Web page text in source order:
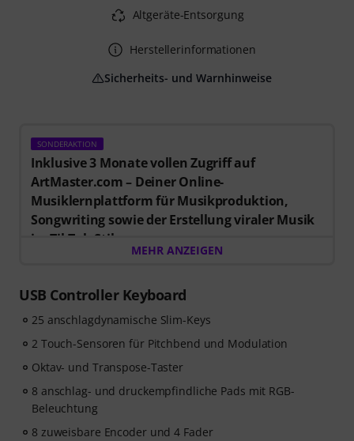
SONDERAKTION
Inklusive 3 Monate vollen Zugriff auf
ArtMaster.com – Deiner Online-
Musiklernplattform für Musikproduktion,
Songwriting sowie der Erstellung viraler Musik
im TikTok-Stil.
Beim Kauf dieses Artikels im Zeitraum vom 15.07. bis
im Wert von 59 EUR für 3 Monate vollen Zugriff auf
Premium-Online-Kurse von ArtMaster.com
Themen zu modernen Produktionstechniken, Beat-
Erstellung, Vocal-Editing, kreative Arbeitsabläufe und
content-ready Sounddesign.
ArtMaster.com ist DER E-Learning-Partner, der
zusammen mit Branchenprofis wie Sam Pounds (Chris
Brown, Dr. Dre), Printz Board (Black Eyed Peas, Justin
MEHR ANZEIGEN
USB Controller Keyboard
25 anschlagdynamische Slim-Keys
2 Touch-Sensoren für Pitchbend und Modulation
Oktav- und Transpose-Taster
8 anschlag- und druckempfindliche Pads mit RGB-
Beleuchtung
8 zuweisbare Encoder und 4 Fader
Altgeräte-Entsorgung
Herstellerinformationen
Sicherheits- und Warnhinweise